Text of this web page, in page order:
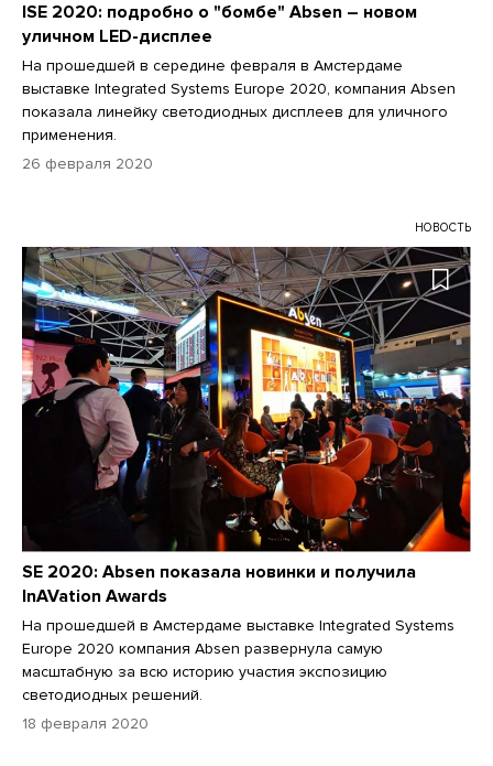
ISE 2020: подробно о "бомбе" Absen – новом
уличном LED-дисплее
На прошедшей в середине февраля в Амстердаме
выставке Integrated Systems Europe 2020, компания Absen
показала линейку светодиодных дисплеев для уличного
применения.
26 февраля 2020
НОВОСТЬ
SE 2020: Absen показала новинки и получила
InAVation Awards
На прошедшей в Амстердаме выставке Integrated Systems
Europe 2020 компания Absen развернула самую
масштабную за всю историю участия экспозицию
светодиодных решений.
18 февраля 2020